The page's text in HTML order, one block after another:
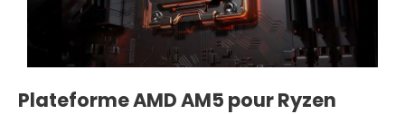
Plateforme AMD AM5 pour Ryzen